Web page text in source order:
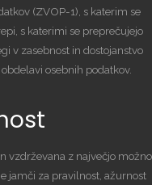
(ZVOP-1), s katerim se
s katerimi se preprečujejo
v zasebnost in dostojanstvo
osebnih podatkov.
vzdrževana z največjo možno
jamči za pravilnost, ažurnost